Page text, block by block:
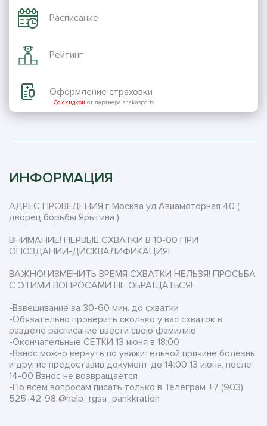
Расписание
Рейтинг
Оформление страховки
Со скидкой от партнера shakasports
ИНФОРМАЦИЯ
АДРЕС ПРОВЕДЕНИЯ г Москва ул Авиамоторная 40 (
дворец борьбы Ярыгина )
ВНИМАНИЕ! ПЕРВЫЕ СХВАТКИ В 10-00 ПРИ
ОПОЗДАНИИ-ДИСКВАЛИФИКАЦИЯ!
ВАЖНО! ИЗМЕНИТЬ ВРЕМЯ СХВАТКИ НЕЛЬЗЯ! ПРОСЬБА
С ЭТИМИ ВОПРОСАМИ НЕ ОБРАЩАТЬСЯ!
-Взвешивание за 30-60 мин. до схватки
-Обязательно проверить сколько у вас схваток в
разделе расписание ввести свою фамилию
-Окончательные СЕТКИ 13 июня в 18:00
-Взнос можно вернуть по уважительной причине болезнь
и другие предоставив документ до 14:00 13 июня, после
14-00 Взнос не возвращается
-По всем вопросам писать только в Телеграм +7 (903)
525-42-98 @help_rgsa_pankkration